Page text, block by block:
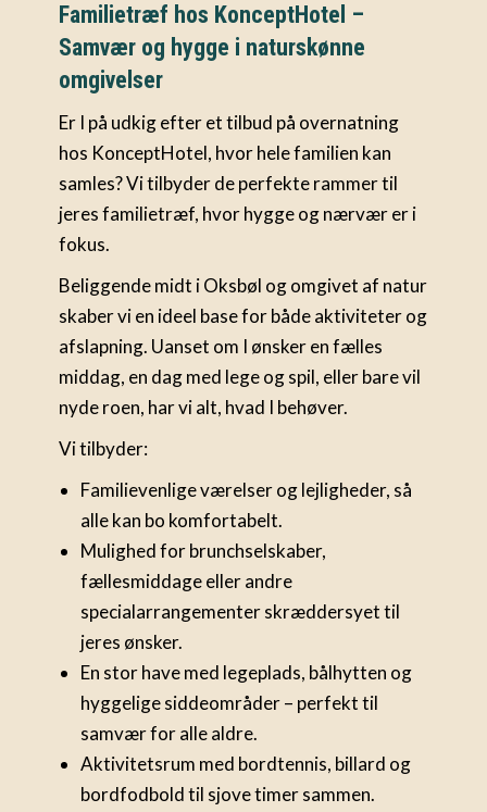
Familietræf hos KonceptHotel –
Samvær og hygge i naturskønne
omgivelser
Er I på udkig efter et tilbud på overnatning
hos KonceptHotel, hvor hele familien kan
samles? Vi tilbyder de perfekte rammer til
jeres familietræf, hvor hygge og nærvær er i
fokus.
Beliggende midt i Oksbøl og omgivet af natur
skaber vi en ideel base for både aktiviteter og
afslapning. Uanset om I ønsker en fælles
middag, en dag med lege og spil, eller bare vil
nyde roen, har vi alt, hvad I behøver.
Vi tilbyder:
Familievenlige værelser og lejligheder, så
alle kan bo komfortabelt.
Mulighed for brunchselskaber,
fællesmiddage eller andre
specialarrangementer skræddersyet til
jeres ønsker.
En stor have med legeplads, bålhytten og
hyggelige siddeområder – perfekt til
samvær for alle aldre.
Aktivitetsrum med bordtennis, billard og
bordfodbold til sjove timer sammen.